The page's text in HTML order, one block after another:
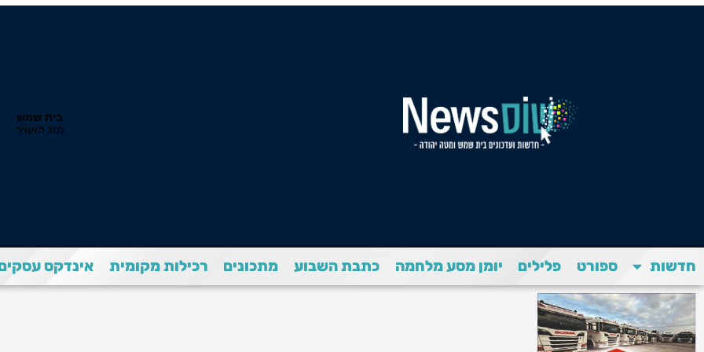
חדשות ספורט פלילים יומן מסע מלחמה כתבת השבוע מתכונים רכילות מקומית אינדקס